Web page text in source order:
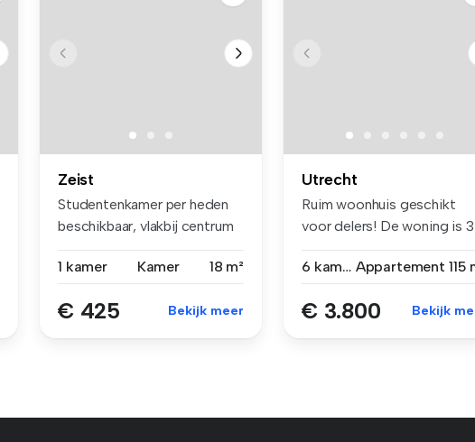
Zeist
Studentenkamer per heden
beschikbaar, vlakbij centrum
1 kamer
Kamer 18 m²
€ 425 Bekijk meer
Utrecht
Ruim woonhuis geschikt
voor delers! De woning is 3
6 kamers Appartement 115
€ 3.800 Bekijk